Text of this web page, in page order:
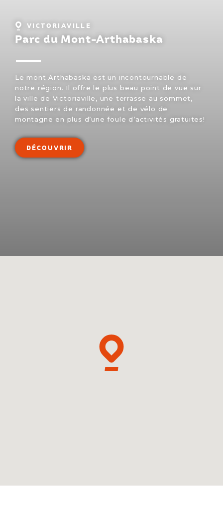
Localité
:
VICTORIAVILLE
Parc du Mont-Arthabaska
Le mont Arthabaska est un incontournable de
notre région. Il offre le plus beau point de vue sur
la ville de Victoriaville, une terrasse au sommet,
des sentiers de randonnée et de vélo de
montagne en plus d’une foule d’activités gratuites!
DÉCOUVRIR